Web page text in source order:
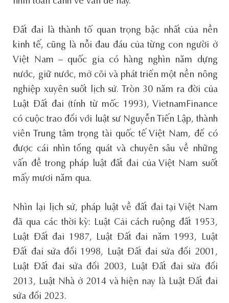
Đất đai là thành tố quan trọng bậc nhất của nền
kinh tế, cũng là nỗi đau đáu của từng con người ở
Việt Nam – quốc gia có hàng nghìn năm dựng
nước, giữ nước, mở cõi và phát triển một nền nông
nghiệp xuyên suốt lịch sử. Tròn 30 năm ra đời của
Luật Đất đai (tính từ mốc 1993), VietnamFinance
có cuộc trao đổi với luật sư Nguyễn Tiến Lập, thành
viên Trung tâm trọng tài quốc tế Việt Nam, để có
được cái nhìn tổng quát và chuyên sâu về những
vấn đề trong pháp luật đất đai của Việt Nam suốt
mấy mươi năm qua.
Nhìn lại lịch sử, pháp luật về đất đai tại Việt Nam
đã qua các thời kỳ: Luật Cải cách ruộng đất 1953,
Luật Đất đai 1987, Luật Đất đai năm 1993, Luật
Đất đai sửa đổi 1998, Luật Đất đai sửa đổi 2001,
Luật Đất đai sửa đổi 2003, Luật Đất đai sửa đổi
2013, Luật Nhà ở 2014 và hiện nay là Luật Đất đai
sửa đổi 2023.